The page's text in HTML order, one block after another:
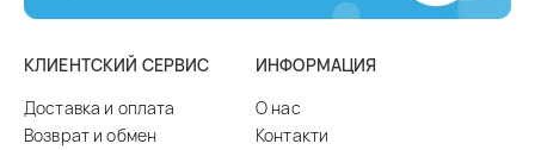
КЛИЕНТСКИЙ СЕРВИС
Доставка и оплата
Возврат и обмен
ИНФОРМАЦИЯ
О нас
Контакти